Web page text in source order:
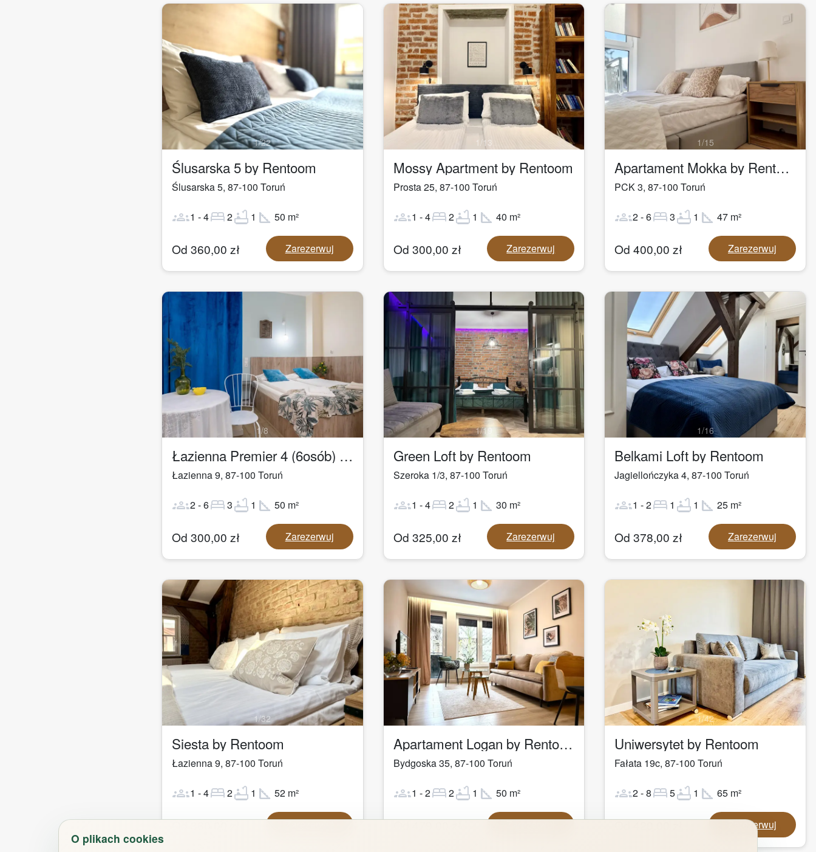
O plikach cookies
1/22
Ślusarska 5 by Rentoom
Ślusarska 5, 87-100 Toruń
groups1 -4bed2bathtub 1 square_foot 50 m²
Od 360,00 zł Zarezerwuj
1 /13
Mossy Apartment by Rentoom
Prosta 25, 87-100 Toruń
groups1 -4bed2bathtub 1 square_foot 40 m²
Od 300,00 zł Zarezerwuj
1/15
Apartament Mokka by Rentoom
PCK 3,87-100 Toruń
groups2-6bed3bathtub 1 square_foot47 m²
Od 400,00 zł Zarezerwuj
1/8
Łazienna Premier 4 (6osób) by Rentoom
Łazienna 9, 87-100 Toruń
groups2-6bed3bathtub 1 square_foot 50 m²
Od 300,00 zł Zarezerwuj
1/19
Green Loft by Rentoom
Szeroka 1/3, 87-100 Toruń
groups1 -4bed2bathtub 1 square_foot 30 m²
Od 325,00 zł Zarezerwuj
1/16
Belkami Loft by Rentoom
Jagiellończyka 4,87-100 Toruń
groups1 -2bed 1 bathtub 1 square_foot25 m²
Od 378,00 zł Zarezerwuj
1/32
Siesta by Rentoom
Łazienna 9, 87-100 Toruń
groups1 -4bed2bathtub 1 square_foot 52 m²
Od360,00zł Zarezerwuj
1/29
Apartament Logan by Rentoom
Bydgoska 35, 87-100 Toruń
groups1 -2bed2bathtub 1 square_foot 50 m²
Od479,00zł Zarezerwuj
1/42
Uniwersytet by Rentoom
Fałata 19c,87-100 Toruń
groups2-8bed5bathtub 1 square_foot65 m²
Od420,00zł Zarezerwuj